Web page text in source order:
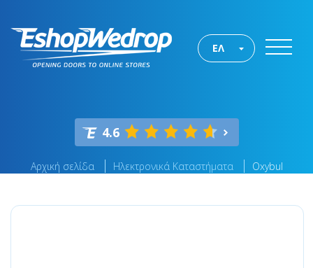
ΕΛ
4.6
Αρχική σελίδα Ηλεκτρονικά Καταστήματα Oxybul